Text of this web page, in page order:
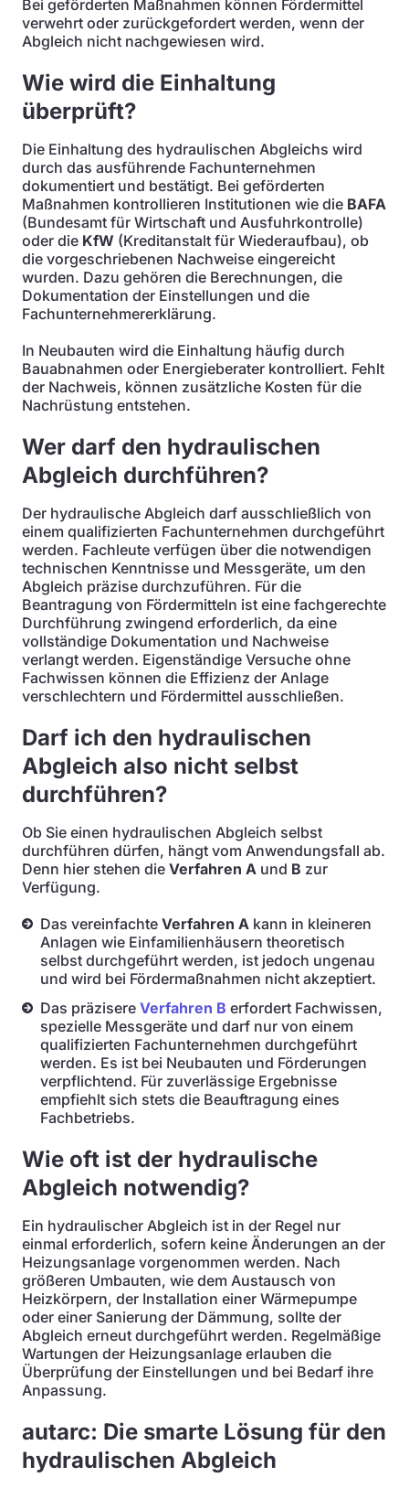
Bei geförderten Maßnahmen können Fördermittel
verwehrt oder zurückgefordert werden, wenn der
Abgleich nicht nachgewiesen wird.
Wie wird die Einhaltung
überprüft?
Die Einhaltung des hydraulischen Abgleichs wird
durch das ausführende Fachunternehmen
dokumentiert und bestätigt. Bei geförderten
Maßnahmen kontrollieren Institutionen wie die BAFA
(Bundesamt für Wirtschaft und Ausfuhrkontrolle)
oder die KfW (Kreditanstalt für Wiederaufbau), ob
die vorgeschriebenen Nachweise eingereicht
wurden. Dazu gehören die Berechnungen, die
Dokumentation der Einstellungen und die
Fachunternehmererklärung.
In Neubauten wird die Einhaltung häufig durch
Bauabnahmen oder Energieberater kontrolliert. Fehlt
der Nachweis, können zusätzliche Kosten für die
Nachrüstung entstehen.
Wer darf den hydraulischen
Abgleich durchführen?
Der hydraulische Abgleich darf ausschließlich von
einem qualifizierten Fachunternehmen durchgeführt
werden. Fachleute verfügen über die notwendigen
technischen Kenntnisse und Messgeräte, um den
Abgleich präzise durchzuführen. Für die
Beantragung von Fördermitteln ist eine fachgerechte
Durchführung zwingend erforderlich, da eine
vollständige Dokumentation und Nachweise
verlangt werden. Eigenständige Versuche ohne
Fachwissen können die Effizienz der Anlage
verschlechtern und Fördermittel ausschließen.
Darf ich den hydraulischen
Abgleich also nicht selbst
durchführen?
Ob Sie einen hydraulischen Abgleich selbst
durchführen dürfen, hängt vom Anwendungsfall ab.
Denn hier stehen die Verfahren A und B zur
Verfügung.
Das vereinfachte Verfahren A kann in kleineren
Anlagen wie Einfamilienhäusern theoretisch
selbst durchgeführt werden, ist jedoch ungenau
und wird bei Fördermaßnahmen nicht akzeptiert.
Das präzisere Verfahren B erfordert Fachwissen,
spezielle Messgeräte und darf nur von einem
qualifizierten Fachunternehmen durchgeführt
werden. Es ist bei Neubauten und Förderungen
verpflichtend. Für zuverlässige Ergebnisse
empfiehlt sich stets die Beauftragung eines
Fachbetriebs.
Wie oft ist der hydraulische
Abgleich notwendig?
Ein hydraulischer Abgleich ist in der Regel nur
einmal erforderlich, sofern keine Änderungen an der
Heizungsanlage vorgenommen werden. Nach
größeren Umbauten, wie dem Austausch von
Heizkörpern, der Installation einer Wärmepumpe
oder einer Sanierung der Dämmung, sollte der
Abgleich erneut durchgeführt werden. Regelmäßige
Wartungen der Heizungsanlage erlauben die
Überprüfung der Einstellungen und bei Bedarf ihre
Anpassung.
autarc: Die smarte Lösung für den
hydraulischen Abgleich